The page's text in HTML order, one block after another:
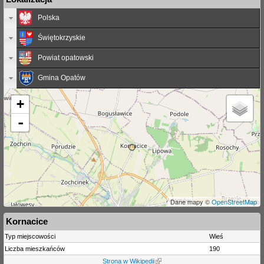
Polska
Świętokrzyskie
Powiat opatowski
Gmina Opatów
+
-
Dane mapy ©OpenStreetMap
Kornacice
Typ miejscowości
Wieś
Liczba mieszkańców
190
Strona w Wikipedii